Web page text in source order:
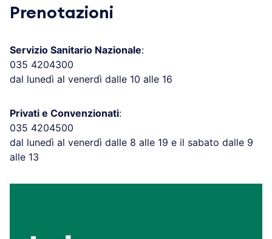
Prenotazioni
Servizio Sanitario Nazionale:
035 4204300
dal lunedì al venerdì dalle 10 alle 16
Privati e Convenzionati:
035 4204500
dal lunedì al venerdì dalle 8 alle 19 e il sabato dalle 9
alle 13